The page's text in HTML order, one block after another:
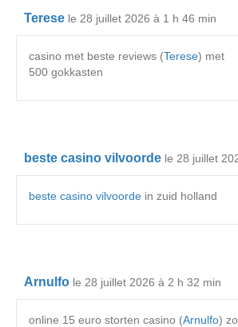
Terese le 28 juillet 2026 à 1 h 46 min
casino met beste reviews (Terese) met
500 gokkasten
beste casino vilvoorde le 28 juillet
beste casino vilvoorde in zuid holland
Arnulfo le 28 juillet 2026 à 2 h 32 min
online 15 euro storten casino (Arnulfo)